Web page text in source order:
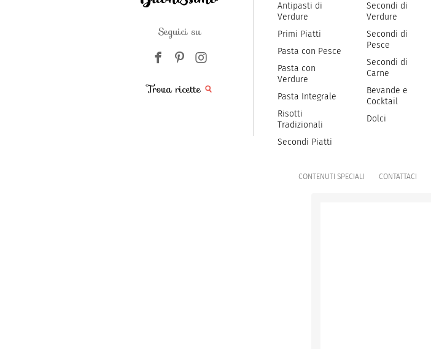
Seguici su
Trova ricette
Antipasti di
Verdure
Primi Piatti
Pasta con Pesce
Pasta con
Verdure
Pasta Integrale
Risotti
Tradizionali
Secondi Piatti
Secondi di
Verdure
Secondi di
Pesce
Secondi di
Carne
Bevande e
Cocktail
Dolci
CONTENUTI SPECIALI CONTATTACI